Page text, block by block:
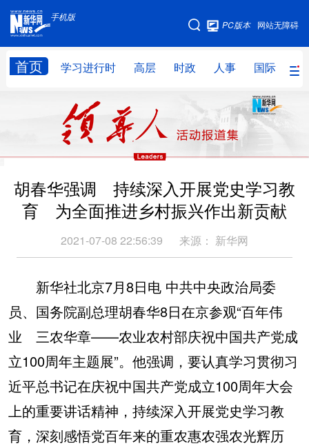
手机版
网站无障碍
PC版本
首页 学习进行时 高层 时政 人事 国际 财
手机版
网站地图
高层 人事
财经 网评
台湾 思客智库 全球连线 教育
科技 科创 量子 体育
书画 健康 军事
视频 图片
法律 金融 汽车
食品 人居 信息化 数字经济
学术中国 乡村振兴 银龄 溯源中国
城市 旅游 能源 会展
彩票 娱乐 时尚 悦读
公益 一带一路 亚太网 上市公司
胡春华强调 持续深入开展党史学习教
育 为全面推进乡村振兴作出新贡献
2021-07-08 22:56:39 来源： 新华网
新华社北京7月8日电 中共中央政治局委
员、国务院副总理胡春华8日在京参观“百年伟
业 三农华章——农业农村部庆祝中国共产党成
立100周年主题展”。他强调，要认真学习贯彻习
近平总书记在庆祝中国共产党成立100周年大会
上的重要讲话精神，持续深入开展党史学习教
育，深刻感悟党百年来的重农惠农强农光辉历